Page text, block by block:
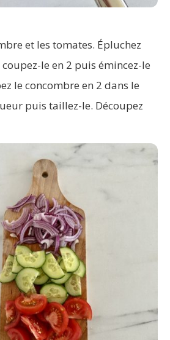
et les tomates. Épluchez
coupez-le en 2 puis émincez-le
le concombre en 2 dans le
puis taillez-le. Découpez